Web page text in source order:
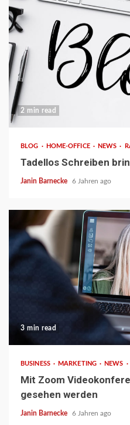
2 min read
BLOG HOME-OFFICE NEWS
Tadellos Schreiben
Janin Barnecke 6 Jahren ago
3 min read
BUSINESS MARKETING NEWS
Mit Zoom
gesehen werden
Janin Barnecke 6 Jahren ago